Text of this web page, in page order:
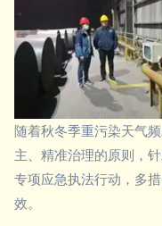
随着秋冬季重污染天气
主、精准治理的原则，
专项应急执法行动，多
效。